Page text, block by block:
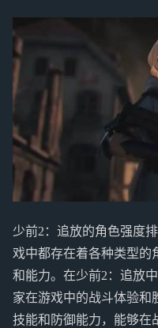
少前2：追放的角色强度
戏中都存在着各种类型的
和能力。在少前2：追放
家在游戏中的战斗体验和
技能和防御能力，能够在